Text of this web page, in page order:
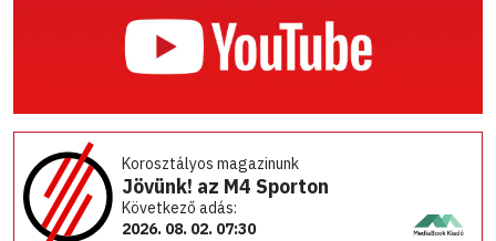
Korosztályos magazinunk
Jövünk! az M4 Sporton
Következő adás:
2026. 08. 02. 07:30